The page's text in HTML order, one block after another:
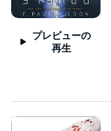
プレビューの
再生